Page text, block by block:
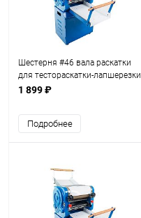
Шестерня #46 вала раскатки
для тестораскатки-лапшерезки
Foodatlas DZM-350(нижняя)
1 899 ₽
Подробнее